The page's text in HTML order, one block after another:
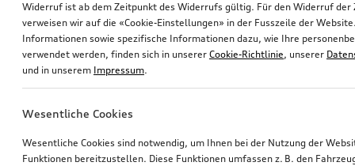
Widerruf ist ab dem Zeitpunkt des Widerrufs gültig. Für den Widerruf der
verweisen wir auf die «Cookie-Einstellungen» in der Fusszeile der
Informationen sowie spezifische Informationen dazu, wie Ihre
verwendet werden, finden sich in unserer Cookie-Richtlinie, unserer
und in unserem Impressum.
Wesentliche Cookies
Wesentliche Cookies sind notwendig, um Ihnen bei der Nutzung der
Funktionen bereitzustellen. Diese Funktionen umfassen z. B. den